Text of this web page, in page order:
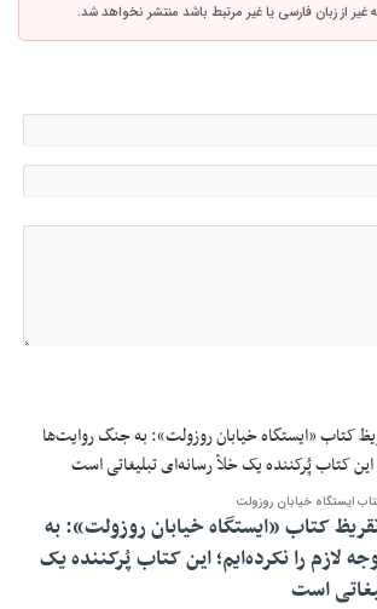
غیر از زبان فارسی یا غیر مرتبط باشد منتشر نخواهد شد.
ایستگاه خیابان روزولت
کتاب «ایستگاه خیابان روزولت»: به
لازم را نکرده‌ایم؛ این کتاب پُرکننده‌ یک
است